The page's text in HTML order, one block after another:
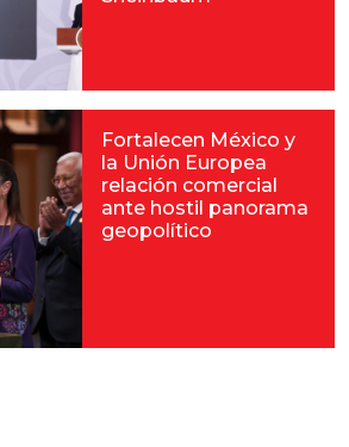
Fortalecen México y
la Unión Europea
relación comercial
ante hostil panorama
geopolítico